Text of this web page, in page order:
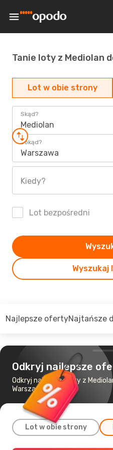
Tanie loty z Mediolan
Lot w obie strony
Skąd?
Mediolan
Dokąd?
Warszawa
Kiedy?
Lot bezpośredni
Najlepsze ofertyNajtańsze
Odkryj najlepsze
Odkryj najtańsze loty z
Warszawa
Lot w obie strony